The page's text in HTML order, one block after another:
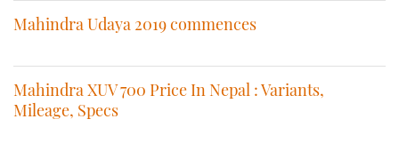
Mahindra Udaya 2019 commences
Mahindra XUV 700 Price In Nepal : Variants,
Mileage, Specs